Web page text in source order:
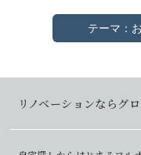
テーマ：
リノベーションならグ